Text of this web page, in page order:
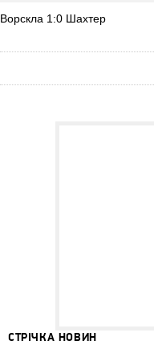
Ворскла 1:0 Шахтер
СТРІЧКА НОВИН